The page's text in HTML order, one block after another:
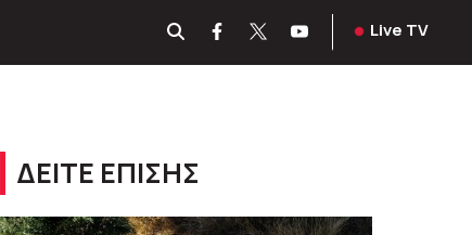
Live TV
ΔΕΙΤΕ ΕΠΙΣΗΣ